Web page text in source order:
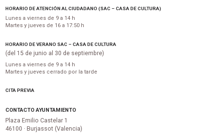
HORARIO DE ATENCIÓN AL CIUDADANO (SAC – CASA DE CULTURA)
Lunes a viernes de 9 a 14 h
Martes y jueves de 16 a 17:50 h
HORARIO DE VERANO SAC – CASA DE CULTURA
(del 15 de junio al 30 de septiembre)
Lunes a viernes de 9 a 14 h
Martes y jueves cerrado por la tarde
CITA PREVIA
CONTACTO AYUNTAMIENTO
Plaza Emilio Castelar 1
46100 · Burjassot (Valencia)